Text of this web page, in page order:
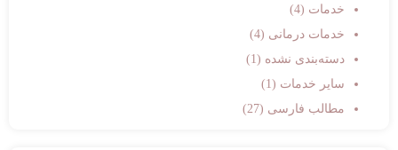
خدمات (4)
خدمات درمانی (4)
دسته‌بندی نشده (1)
سایر خدمات (1)
مطالب فارسی (27)